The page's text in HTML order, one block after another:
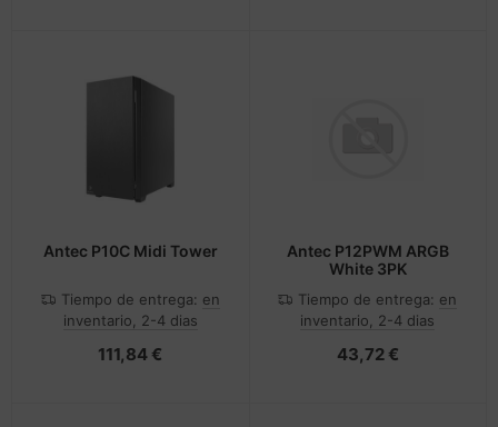
Antec P10C Midi Tower
Tiempo de entrega: en
inventario, 2-4 dias
111,84 €
Antec P12PWM ARGB
White 3PK
Tiempo de entrega: en
inventario, 2-4 dias
43,72 €